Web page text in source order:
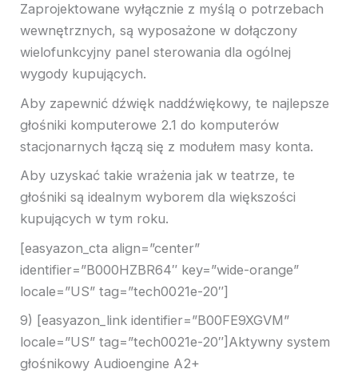
Zaprojektowane wyłącznie z myślą o potrzebach
wewnętrznych, są wyposażone w dołączony
wielofunkcyjny panel sterowania dla ogólnej
wygody kupujących.
Aby zapewnić dźwięk naddźwiękowy, te najlepsze
głośniki komputerowe 2.1 do komputerów
stacjonarnych łączą się z modułem masy konta.
Aby uzyskać takie wrażenia jak w teatrze, te
głośniki są idealnym wyborem dla większości
kupujących w tym roku.
[easyazon_cta align=”center”
identifier=”B000HZBR64″ key=”wide-orange”
locale=”US” tag=”tech0021e-20″]
9) [easyazon_link identifier=”B00FE9XGVM”
locale=”US” tag=”tech0021e-20″]Aktywny system
głośnikowy Audioengine A2+